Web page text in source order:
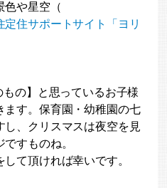
色や星空（
住サポートサイト「ヨリ
の】と思っているお子様
ます。保育園・幼稚園の七
し、クリスマスは夜空を見
すものね。
て頂ければ幸いです。